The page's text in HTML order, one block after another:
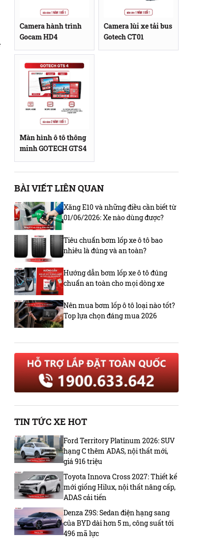
Camera hành trình
Gocam HD4
Camera lùi xe tải bus
Gotech CT01
Màn hình ô tô thông
minh GOTECH GTS4
BÀI VIẾT LIÊN QUAN
Xăng E10 và những điều cần biết từ
01/06/2026: Xe nào dùng được?
Tiêu chuẩn bơm lốp xe ô tô bao
nhiêu là đúng và an toàn?
Hướng dẫn bơm lốp xe ô tô đúng
chuẩn an toàn cho mọi dòng xe
Nên mua bơm lốp ô tô loại nào tốt?
Top lựa chọn đáng mua 2026
TIN TỨC XE HOT
Ford Territory Platinum 2026: SUV
hạng C thêm ADAS, nội thất mới,
giá 916 triệu
Toyota Innova Cross 2027: Thiết kế
mới giống Hilux, nội thất nâng cấp,
ADAS cải tiến
Denza Z9S: Sedan điện hạng sang
của BYD dài hơn 5 m, công suất tới
496 mã lực